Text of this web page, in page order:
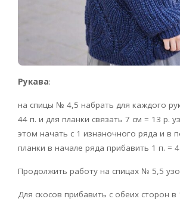
Рукава:
на спицы № 4,5 набрать для каждого
44 п. и для планки связать 7 см = 13 р.
этом начать с 1 изнаночного ряда и в
планки в начале ряда прибавить 1 п. =
Продолжить работу на спицах № 5,5
Для скосов прибавить с обеих сторон